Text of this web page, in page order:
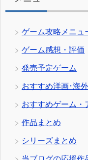
ゲーム攻略メニュ
ゲーム感想・評価
発売予定ゲーム
おすすめ洋画･海
おすすめゲーム・
作品まとめ
シリーズまとめ